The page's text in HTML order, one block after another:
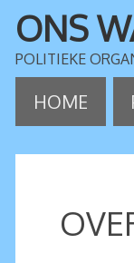
ONS
POLITIEKE
HOME